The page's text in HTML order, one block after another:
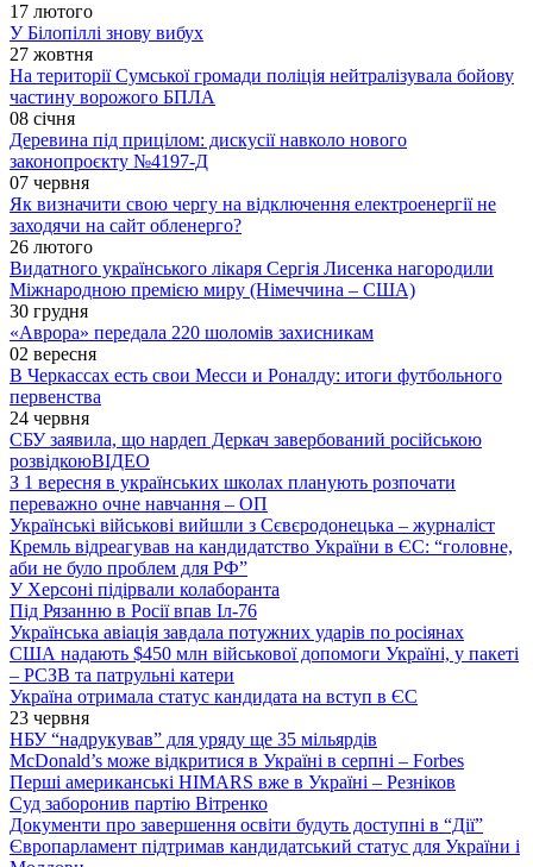
17 лютого
У Білопіллі знову вибух
27 жовтня
На території Сумської громади поліція нейтралізувала бойову
частину ворожого БПЛА
08 січня
Деревина під прицілом: дискусії навколо нового
законопроєкту №4197-Д
07 червня
Як визначити свою чергу на відключення електроенергії не
заходячи на сайт обленерго?
26 лютого
Видатного українського лікаря Сергія Лисенка нагородили
Міжнародною премією миру (Німеччина – США)
30 грудня
«Аврора» передала 220 шоломів захисникам
02 вересня
В Черкассах есть свои Месси и Роналду: итоги футбольного
первенства
24 червня
СБУ заявила, що нардеп Деркач завербований російською
розвідкоюВІДЕО
З 1 вересня в українських школах планують розпочати
переважно очне навчання – ОП
Українські військові вийшли з Сєвєродонецька – журналіст
Кремль відреагував на кандидатство України в ЄС: “головне,
аби не було проблем для РФ”
У Херсоні підірвали колаборанта
Під Рязанню в Росії впав Іл-76
Українська авіація завдала потужних ударів по росіянах
США надають $450 млн військової допомоги Україні, у пакеті
– РСЗВ та патрульні катери
Україна отримала статус кандидата на вступ в ЄС
23 червня
НБУ “надрукував” для уряду ще 35 мільярдів
McDonald’s може відкритися в Україні в серпні – Forbes
Перші американські HIMARS вже в Україні – Резніков
Суд заборонив партію Вітренко
Документи про завершення освіти будуть доступні в “Дії”
Європарламент підтримав кандидатський статус для України і